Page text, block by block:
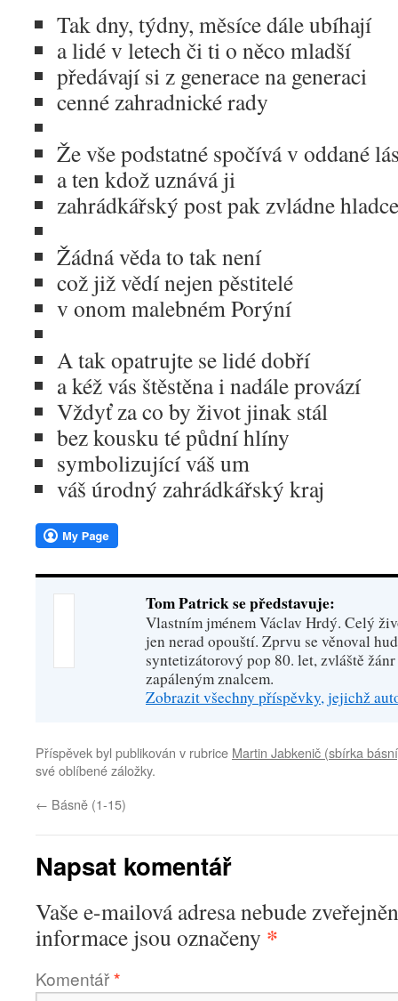
Tak dny, týdny, měsíce dále ubíhají
a lidé v letech či ti o něco mladší
předávají si z generace na generaci
cenné zahradnické rady
Že vše podstatné spočívá v oddané
a ten kdož uznává ji
zahrádkářský post pak zvládne
Žádná věda to tak není
což již vědí nejen pěstitelé
v onom malebném Porýní
A tak opatrujte se lidé dobří
a kéž vás štěstěna i nadále provází
Vždyť za co by život jinak stál
bez kousku té půdní hlíny
symbolizující váš um
váš úrodný zahrádkářský kraj
Tom Patrick se představuje:
Vlastním jménem Václav Hrdý. Celý
jen nerad opouští. Zprvu se věnoval
syntetizátorový pop 80. let, zvláště
zapáleným znalcem.
Zobrazit všechny příspěvky, jejichž
Příspěvek byl publikován v rubrice Martin Jabkenič (sbírka
své oblíbené záložky.
← Básně (1-15)
Napsat komentář
Vaše e-mailová adresa nebude
informace jsou označeny *
Komentář*